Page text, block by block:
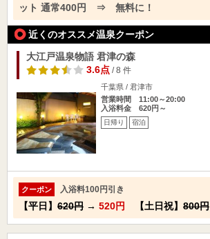
ット 通常400円 ⇒ 無料に！
近くのオススメ温泉クーポン
大江戸温泉物語 君津の森
3.6点/ 8 件
千葉県 / 君津市
営業時間 11:00～20:00
入浴料金 620円～
日帰り 宿泊
クーポン 入浴料100円引き
【平日】 620円 → 520円 【土日祝】 800円